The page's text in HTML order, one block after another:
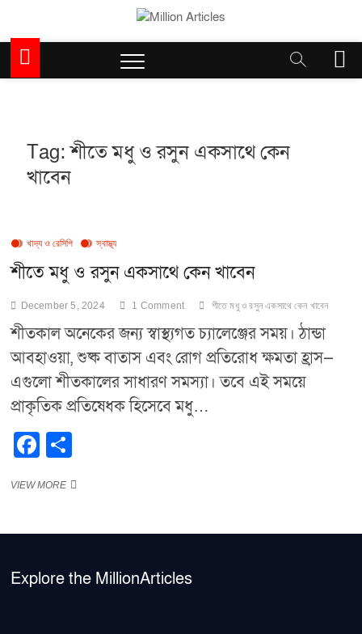
contentMillion Articles
M
e
Tag:শীতে মধু ও রসুন একসাথে কেন
খাবেন
খাদ্য ও রেসিপি স্বাস্থ্য
শীতে মধু ও রসুন একসাথে কেন খাবেন
December 5, 2024 1 Comment শীতে মধু ও রসুন একসাথে কেন খাবেন
শীতকাল অনেকের জন্য স্বাস্থ্যগত চ্যালেঞ্জের সময়। ঠান্ডা
আবহাওয়া, শুষ্ক বাতাস এবং রোগ প্রতিরোধ ক্ষমতা হ্রাস—
এগুলো শীতকালের সাধারণ সমস্যা। তবে এই সময়ে
প্রাকৃতিক প্রতিষেধক হিসেবে মধু…
F
c
o
ar
VIEW MOREশীতে
খাবেন
Explore the MillionArticles